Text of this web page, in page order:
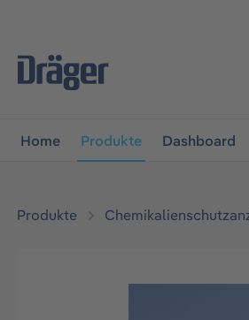
Home Produkte Dashboard
Produkte